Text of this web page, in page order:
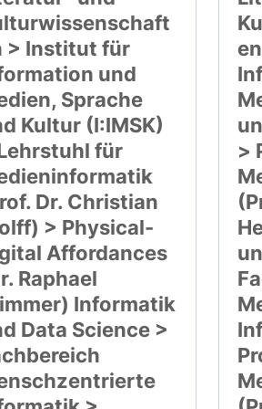
> Institut für
und
Sprache
Kultur (I:IMSK)
für
Dr. Christian
> Physical-
Affordances
Raphael
Informatik
Data Science >
>